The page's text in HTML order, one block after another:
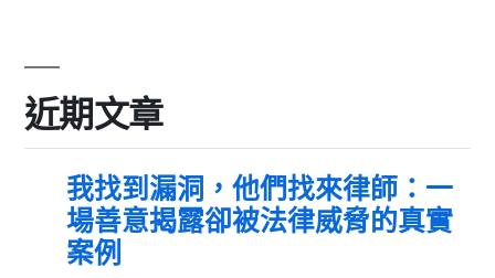
近期文章
我找到漏洞，他們找來律師：一
場善意揭露卻被法律威脅的真實
案例